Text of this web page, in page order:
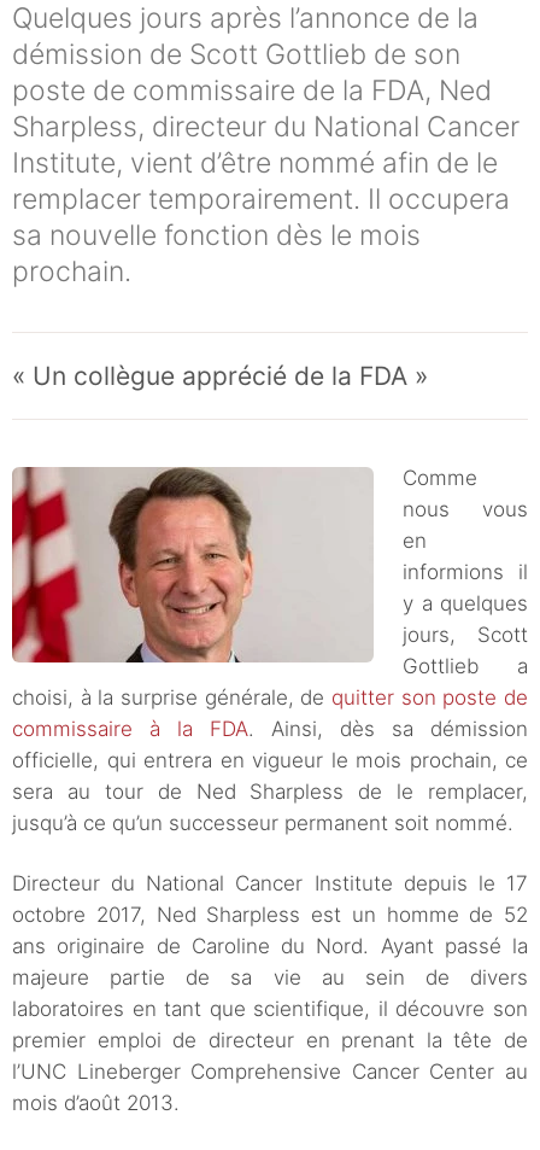
Quelques jours après l’annonce de la
démission de Scott Gottlieb de son
poste de commissaire de la FDA, Ned
Sharpless, directeur du National Cancer
Institute, vient d’être nommé afin de le
remplacer temporairement. Il occupera
sa nouvelle fonction dès le mois
prochain.
« Un collègue apprécié de la FDA »
Comme
nous vous
en
informions il
y a quelques
jours, Scott
Gottlieb a
choisi, à la surprise générale, de quitter son poste de
commissaire à la FDA. Ainsi, dès sa démission
officielle, qui entrera en vigueur le mois prochain, ce
sera au tour de Ned Sharpless de le remplacer,
jusqu’à ce qu’un successeur permanent soit nommé.
Directeur du National Cancer Institute depuis le 17
octobre 2017, Ned Sharpless est un homme de 52
ans originaire de Caroline du Nord. Ayant passé la
majeure partie de sa vie au sein de divers
laboratoires en tant que scientifique, il découvre son
premier emploi de directeur en prenant la tête de
l’UNC Lineberger Comprehensive Cancer Center au
mois d’août 2013.